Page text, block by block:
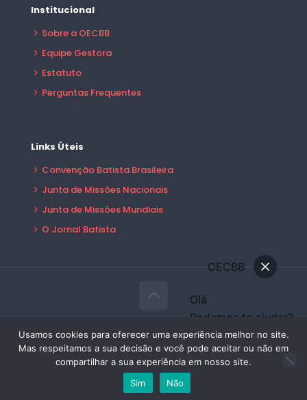
Institucional
Sobre a OECBB
Equipe Gestora
Estatuto
Perguntas Frequentes
Links Úteis
Convenção Batista Brasileira
Junta de Missões Nacionais
Junta de Missões Mundiais
O Jornal Batista
Desenvolvido por:Sales Publicidade
Área do Filiado
OECBB
Olá
Podemos te ajudar?
Conversar
Usamos cookies para oferecer uma experiência melhor no site.
Mas respeitamos a sua decisão e você pode aceitar ou não em
compartilhar a sua experiência em nosso site.
Sim
Não